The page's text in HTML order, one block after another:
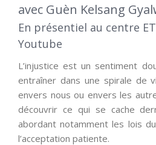
avec Guèn Kelsang
En présentiel au centre
Youtube
L’injustice est un sentiment
entraîner dans une spirale de
envers nous ou envers les
découvrir ce qui se cache
abordant notamment les lois
l’acceptation patiente.